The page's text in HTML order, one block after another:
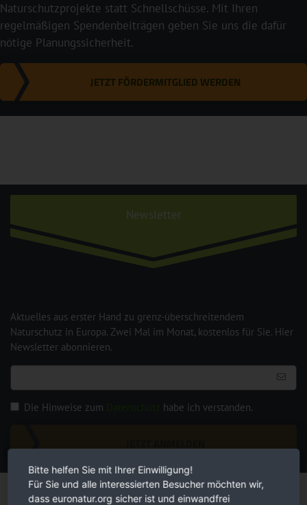
Naturschutzprojekte statt Schnellschüsse. Mit Ihren
regelmäßigen Spendenbeiträgen geben Sie uns die dafür
nötige Planungssicherheit.
JETZT FÖRDERMITGLIED WERDEN
Newsletter
Aktuelles aus erster Hand zu grenz-überschreitendem
Naturschutz in Europa. Zwei Mal im Monat, kostenlos für Sie. Hier
Newsletter abonnieren.
Die Hinweise zum habe ich verstanden.
Magazin
Bitte helfen Sie mit Ihrer Einwilligung!
Für Sie und alle interessierten Besucher möchten wir,
dass euronatur.org sicher ist und einwandfrei